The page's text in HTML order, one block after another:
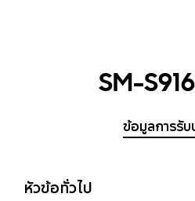
SM-
ข้อมูลการรับ
หัวข้อทั่วไป